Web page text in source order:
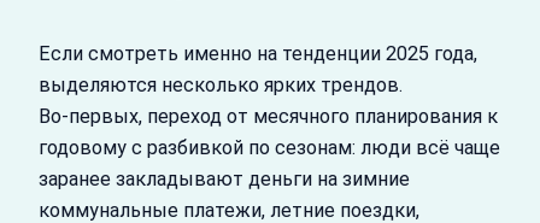
Если смотреть именно на тенденции 2025 года,
выделяются несколько ярких трендов.
Во‑первых, переход от месячного планирования к
годовому с разбивкой по сезонам: люди всё чаще
заранее закладывают деньги на зимние
коммунальные платежи, летние поездки,